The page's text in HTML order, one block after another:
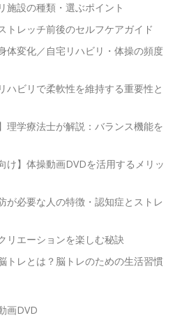
施設の種類・選ぶポイント
トレッチ前後のセルフケアガイド
体変化／自宅リハビリ・体操の頻度
ハビリで柔軟性を維持する重要性と
理学療法士が解説：バランス機能を
け】体操動画DVDを活用するメリッ
が必要な人の特徴・認知症とストレ
リエーションを楽しむ秘訣
トレとは？脳トレのための生活習慣
画DVD